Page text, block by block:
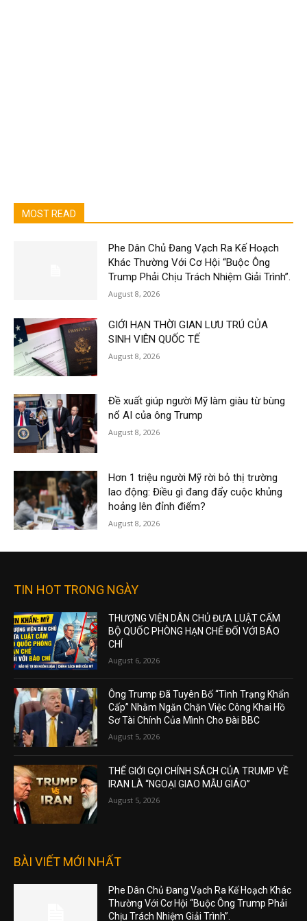
MOST READ
Phe Dân Chủ Đang Vạch Ra Kế Hoạch
Khác Thường Với Cơ Hội “Buộc Ông
Trump Phải Chịu Trách Nhiệm Giải Trình”.
August 8, 2026
GIỚI HẠN THỜI GIAN LƯU TRÚ CỦA
SINH VIÊN QUỐC TẾ
August 8, 2026
Đề xuất giúp người Mỹ làm giàu từ bùng
nổ AI của ông Trump
August 8, 2026
Hơn 1 triệu người Mỹ rời bỏ thị trường
lao động: Điều gì đang đẩy cuộc khủng
hoảng lên đỉnh điểm?
August 8, 2026
TIN HOT TRONG NGÀY
THƯỢNG VIỆN DÂN CHỦ ĐƯA LUẬT CẤM
BỘ QUỐC PHÒNG HẠN CHẾ ĐỐI VỚI BÁO
CHÍ
August 6, 2026
Ông Trump Đã Tuyên Bố “Tình Trạng Khẩn
Cấp” Nhằm Ngăn Chặn Việc Công Khai Hồ
Sơ Tài Chính Của Mình Cho Đài BBC
August 5, 2026
THẾ GIỚI GỌI CHÍNH SÁCH CỦA TRUMP VỀ
IRAN LÀ “NGOẠI GIAO MẪU GIÁO”
August 5, 2026
BÀI VIẾT MỚI NHẤT
Phe Dân Chủ Đang Vạch Ra Kế Hoạch Khác
Thường Với Cơ Hội “Buộc Ông Trump Phải
Chịu Trách Nhiệm Giải Trình”.